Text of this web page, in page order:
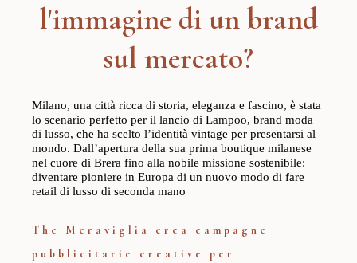
l'immagine di un brand
sul mercato?
Milano, una città ricca di storia, eleganza e fascino, è stata
lo scenario perfetto per il lancio di Lampoo, brand moda
di lusso, che ha scelto l’identità vintage per presentarsi al
mondo. Dall’apertura della sua prima boutique milanese
nel cuore di Brera fino alla nobile missione sostenibile:
diventare pioniere in Europa di un nuovo modo di fare
retail di lusso di seconda mano
The Meraviglia crea campagne
pubblicitarie creative per